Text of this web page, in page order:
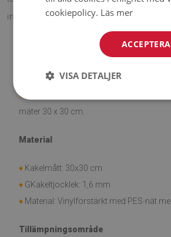
inredningen och ge den en ny karaktär.
♦
mäter 30 x 30 cm.
Material
♦ Kakelmått: 30x30 cm
♦ GKakeltjocklek: 1,6 mm
♦ Material: Vinylförstärkt med PES-nät
Tillämpningsområde
cookiepolicy. Läs mer
VISA DETALJER